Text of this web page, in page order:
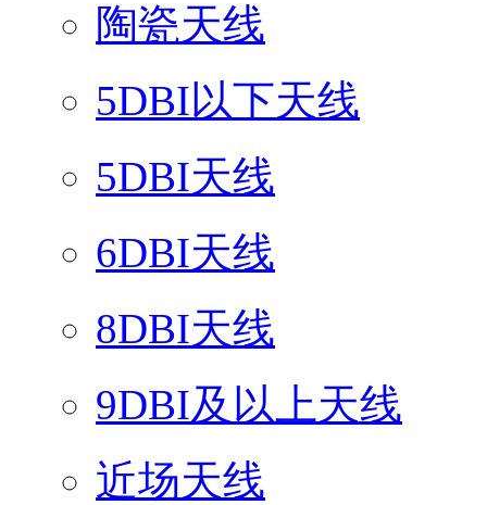
陶瓷天线
5DBI以下天线
5DBI天线
6DBI天线
8DBI天线
9DBI及以上天线
近场天线